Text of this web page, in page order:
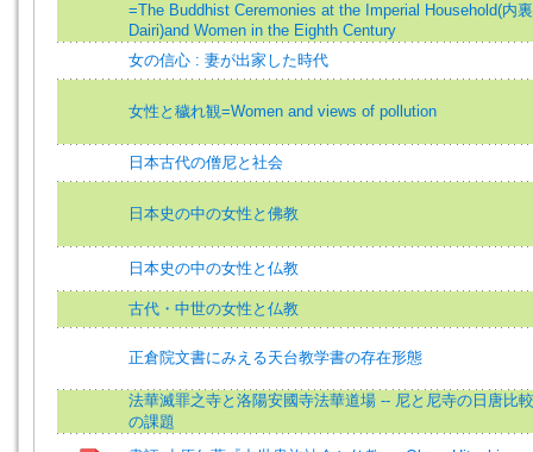
=The Buddhist Ceremonies at the Imperial Household(内裏
Dairi)and Women in the Eighth Century
女の信心 : 妻が出家した時代
女性と穢れ観=Women and views of pollution
日本古代の僧尼と社会
日本史の中の女性と佛教
日本史の中の女性と仏教
古代・中世の女性と仏教
正倉院文書にみえる天台教学書の存在形態
法華滅罪之寺と洛陽安國寺法華道場 -- 尼と尼寺の日唐比
の課題